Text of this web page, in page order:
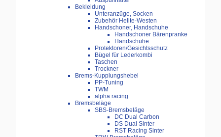
Bekleidung
Unteranzüge, Socken
Zubehör Helite-Westen
Handschoner, Handschuhe
Handschoner Bärenpranke
Handschuhe
Protektoren/Gesichtsschutz
Bügel für Lederkombi
Taschen
Trockner
Brems-Kupplungshebel
PP-Tuning
TWM
alpha racing
Bremsbeläge
SBS-Bremsbeläge
DC Dual Carbon
DS Dual Sinter
RST Racing Sinter